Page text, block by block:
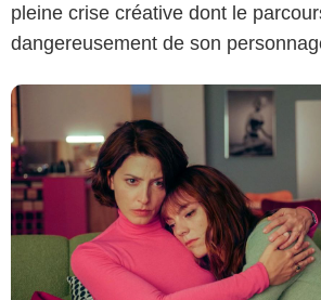
pleine crise créative dont le
dangereusement de son